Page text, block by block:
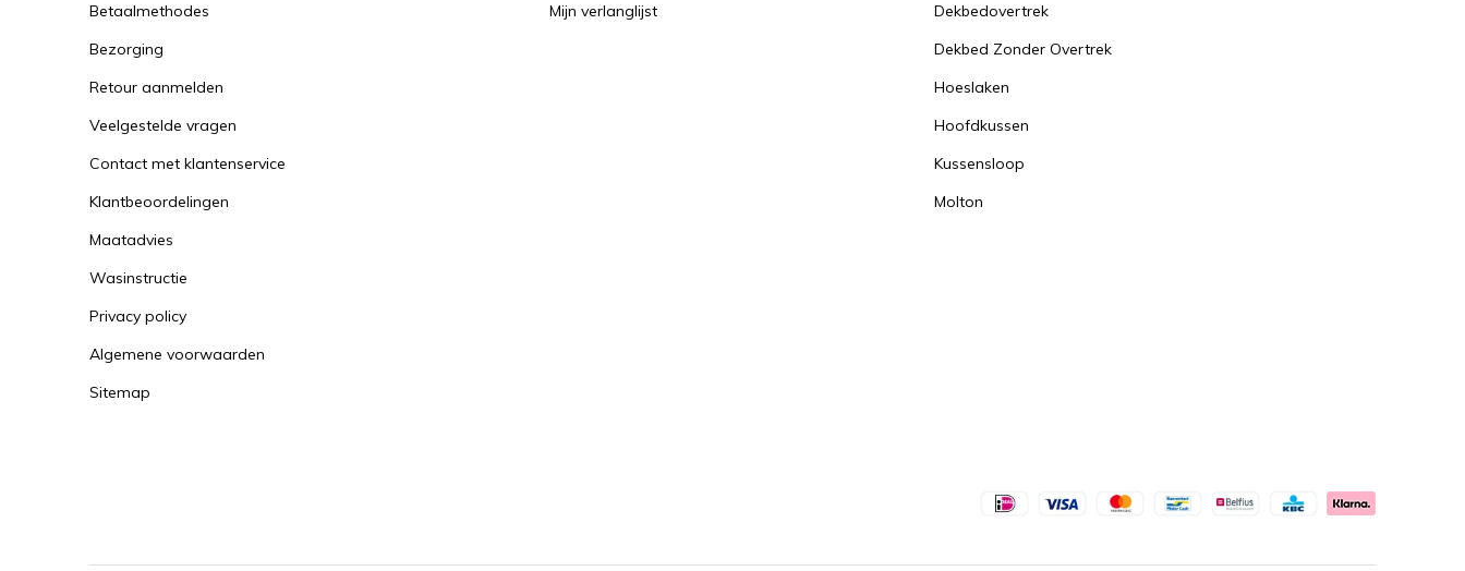
Betaalmethodes
Bezorging
Retour aanmelden
Veelgestelde vragen
Contact met klantenservice
Klantbeoordelingen
Maatadvies
Wasinstructie
Privacy policy
Algemene voorwaarden
Sitemap
Mijn verlanglijst
Dekbedovertrek
Dekbed Zonder Overtrek
Hoeslaken
Hoofdkussen
Kussensloop
Molton